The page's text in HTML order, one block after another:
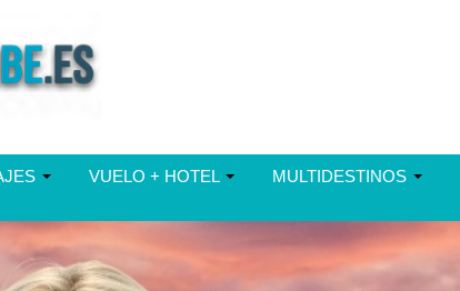
VUELO + HOTEL MULTIDESTINOS